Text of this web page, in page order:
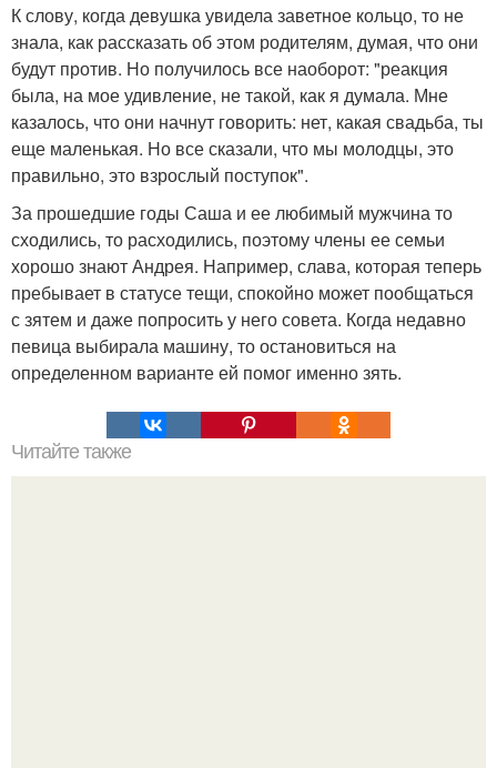
К слову, когда девушка увидела заветное кольцо, то не
знала, как рассказать об этом родителям, думая, что они
будут против. Но получилось все наоборот: "реакция
была, на мое удивление, не такой, как я думала. Мне
казалось, что они начнут говорить: нет, какая свадьба, ты
еще маленькая. Но все сказали, что мы молодцы, это
правильно, это взрослый поступок".
За прошедшие годы Саша и ее любимый мужчина то
сходились, то расходились, поэтому члены ее семьи
хорошо знают Андрея. Например, слава, которая теперь
пребывает в статусе тещи, спокойно может пообщаться
с зятем и даже попросить у него совета. Когда недавно
певица выбирала машину, то остановиться на
определенном варианте ей помог именно зять.
Читайте также